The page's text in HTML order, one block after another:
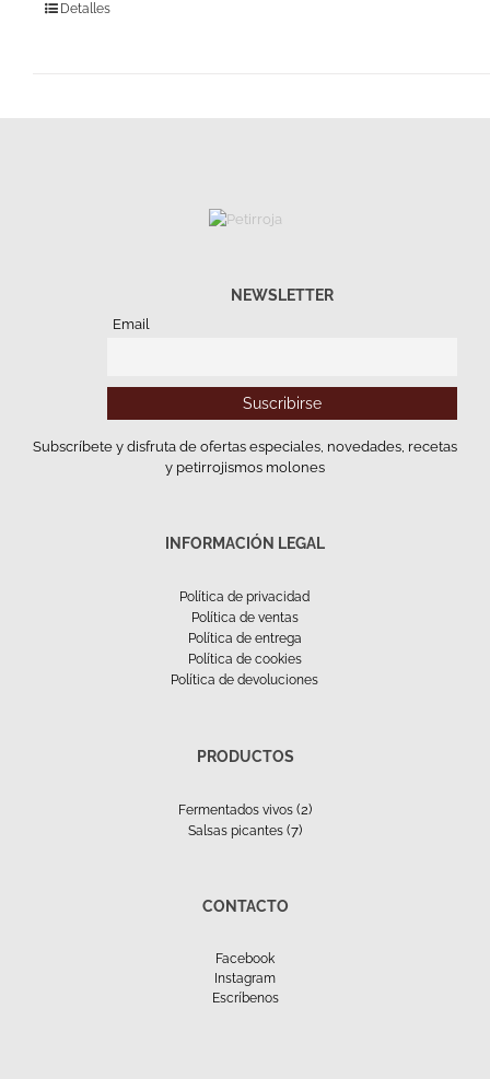
Detalles
NEWSLETTER
Email
Subscríbete y disfruta de ofertas especiales, novedades, recetas
y petirrojismos molones
INFORMACIÓN LEGAL
Política de privacidad
Política de ventas
Política de entrega
Política de cookies
Política de devoluciones
PRODUCTOS
Fermentados vivos (2)
Salsas picantes (7)
CONTACTO
Facebook
Instagram
Escríbenos